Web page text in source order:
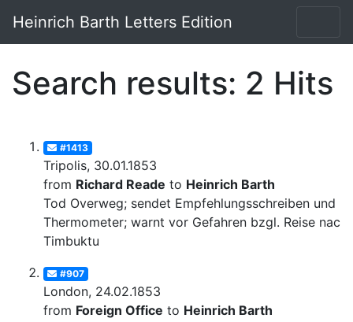
Heinrich Barth Letters Edition
Search results: 2 Hits
#1413
Tripolis, 30.01.1853
from Richard Reade to Heinrich Barth
Tod Overweg; sendet Empfehlungsschreiben und
Thermometer; warnt vor Gefahren bzgl. Reise nach
Timbuktu
#907
London, 24.02.1853
from Foreign Office to Heinrich Barth